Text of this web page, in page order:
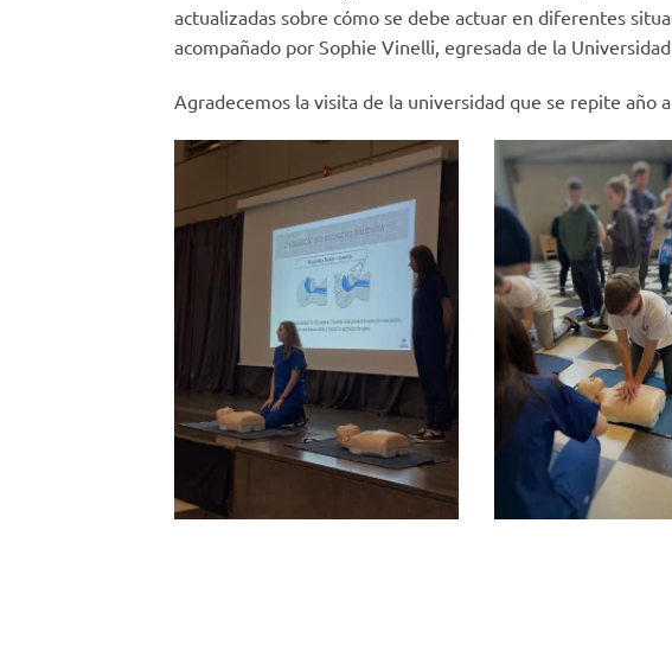
actualizadas sobre cómo se debe actuar en diferentes
acompañado por Sophie Vinelli, egresada de la
Agradecemos la visita de la universidad que se repite año a